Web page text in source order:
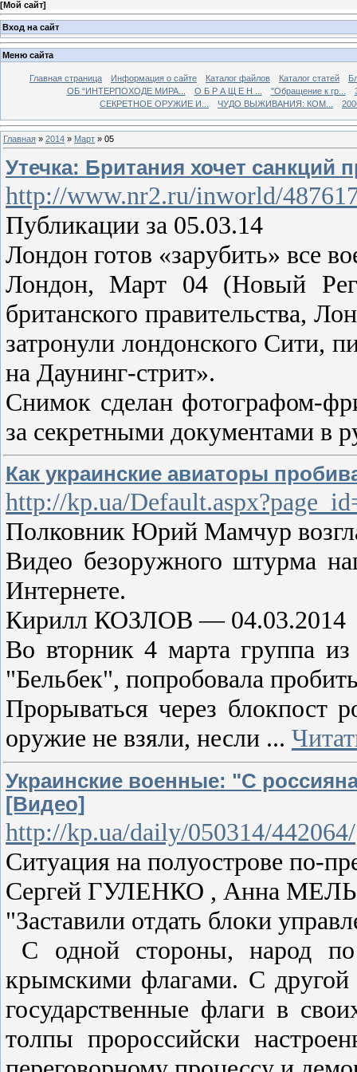
[Мой сайт]
Вход на сайт
Меню сайта
Главная страница Информация о сайте Каталог файлов Каталог статей
ОБ “ИНТЕРПОХОДЕ МИРА...
О Б Р А Щ Е Н ... "Обращение к гр...
СЕКРЕТНОЕ ОРУЖИЕ И...
ЧУДО ВЫЖИВАНИЯ: КОМ...
Главная » 2014 » Март » 05
Утечка: Британия хочет санкций
http://www.nr2.ru/inworld/
Публикации за 05.03.14
Лондон готов «зарубить» все
Лондон, Март 04 (Новый
британского правительства,
затронули лондонского Сити,
на Даунинг-стрит».
Снимок сделан фотографом-
за секретными документами в
Как украинские авиаторы
http://kp.ua/
Полковник Юрий Мамчур
Видео безоружного штурма
Интернете.
Кирилл КОЗЛОВ — 04.03.2014
Во вторник 4 марта группа из
"Бельбек", попробовала
Прорываться через блокпост
оружие не взяли, несли ...
Украинские военные: "С
[Видео]
http://kp.ua/daily/050314/442064/
Ситуация на полуострове по-
Сергей ГУЛЕНКО , Анна
"Заставили отдать блоки
С одной стороны, народ по
крымскими флагами. С другой
государственные флаги в
толпы пророссийски